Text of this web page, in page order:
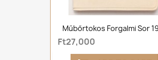
Műbőrtokos Forgalmi Sor
Ft27,000